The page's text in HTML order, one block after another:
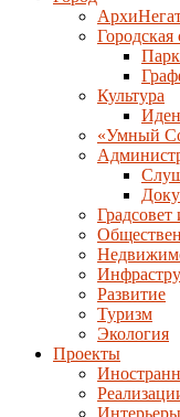
Городская
Культура
«Умный
Развитие
Туризм
Экология
Проекты
Интерьеры